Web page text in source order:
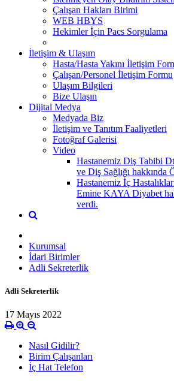
Çalışan Hakları Birimi
WEB HBYS
Hekimler İçin Pacs Sorgulama
İletişim & Ulaşım
Hasta/Hasta Yakını İletişim
Çalışan/Personel İletişim Formu
Ulaşım Bilgileri
Bize Ulaşın
Dijital Medya
Medyada Biz
İletişim ve Tanıtım Faaliyetleri
Fotoğraf Galerisi
Video
Hastanemiz Diş Tabibi
ve Diş Sağlığı
Hastanemiz İç
Emine KAYA Diyabet
verdi.
Kurumsal
İdari Birimler
Adli Sekreterlik
Adli Sekreterlik
17 Mayıs 2022
Nasıl Gidilir?
Birim Çalışanları
İç Hat Telefon